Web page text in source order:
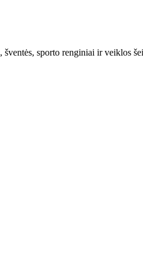
sporto renginiai ir veiklos